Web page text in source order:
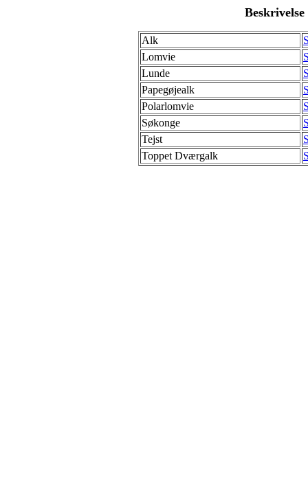
Alk
Lomvie
Lunde
Papegøjealk
Polarlomvie
Søkonge
Tejst
Toppet Dværgalk